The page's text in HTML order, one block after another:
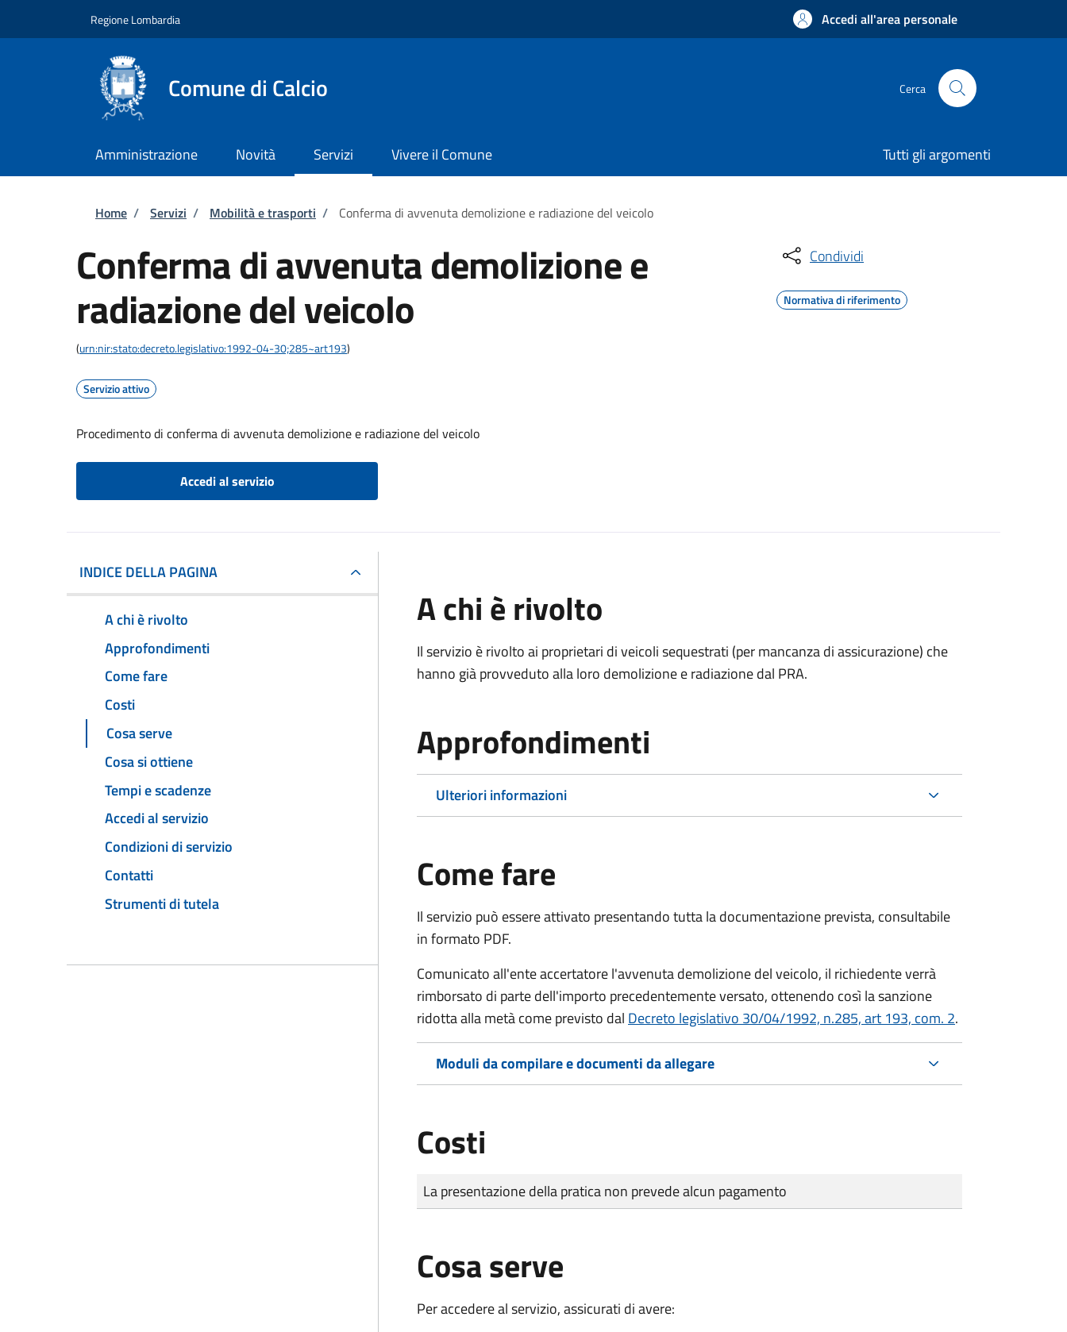
Regione Lombardia Accedi all'area personale
Comune di Calcio Cerca
Amministrazione Novità Servizi Vivere il Comune Tutti gli argomenti
Briciole di pane
Home / Servizi / Mobilità e trasporti / Conferma di avvenuta demolizione e radiazione del veicolo
Conferma di avvenuta demolizione e
radiazione del veicolo
(urn:nir:stato:decreto.legislativo:1992-04-30;285~art193)
Servizio attivo
Procedimento di conferma di avvenuta demolizione e radiazione del veicolo
Accedi al servizio
Condividi
Normativa di riferimento
INDICE DELLA PAGINA
A chi è rivolto
Approfondimenti
Come fare
Costi
Cosa serve
Cosa si ottiene
Tempi e scadenze
Accedi al servizio
Condizioni di servizio
Contatti
Strumenti di tutela
A chi è rivolto
Il servizio è rivolto ai proprietari di veicoli sequestrati (per mancanza di assicurazione) che
hanno già provveduto alla loro demolizione e radiazione dal PRA.
Approfondimenti
Ulteriori informazioni
Come fare
Il servizio può essere attivato presentando tutta la documentazione prevista, consultabile
in formato PDF.
Comunicato all'ente accertatore l'avvenuta demolizione del veicolo, il richiedente verrà
rimborsato di parte dell'importo precedentemente versato, ottenendo così la sanzione
ridotta alla metà come previsto dal Decreto legislativo 30/04/1992, n.285, art 193, com. 2.
Moduli da compilare e documenti da allegare
Costi
Tipo di pagamento
Importo
La presentazione della pratica non prevede alcun pagamento
Cosa serve
Per accedere al servizio, assicurati di avere: